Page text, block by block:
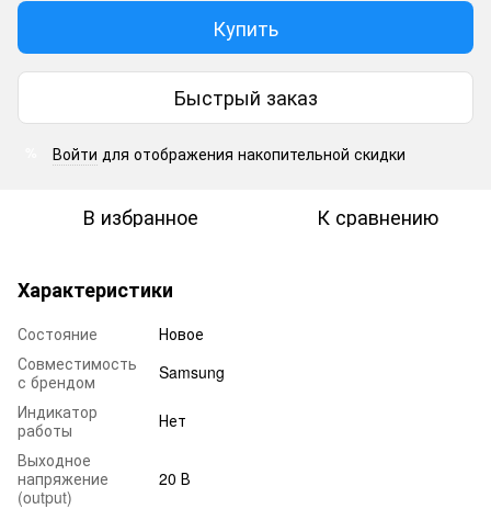
Купить
Быстрый заказ
Войти для отображения накопительной скидки
В избранное К сравнению
Характеристики
Состояние
Новое
Совместимость
с брендом
Samsung
Индикатор
работы
Нет
Выходное
напряжение
(output)
20 В